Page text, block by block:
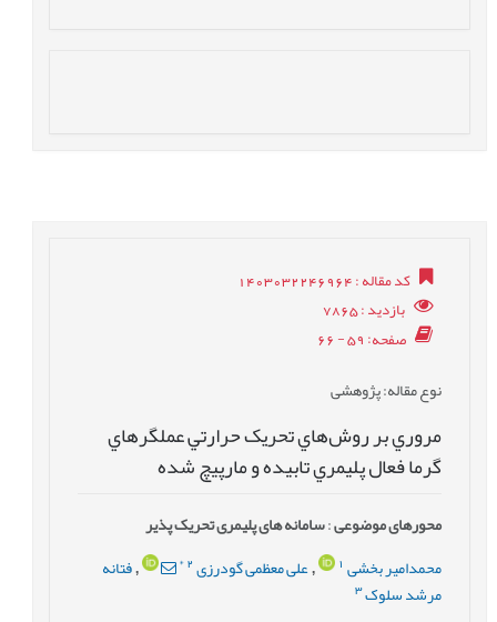
کد مقاله: 1403032246964
بازدید: 7865
صفحه: 59 - 66
نوع مقاله: پژوهشی
مروري بر روش‌هاي تحريک حرارتي عملگرهاي
گرما فعال پليمري تابيده و مارپيچ شده
محورهای موضوعی:سامانه های پلیمری تحریک پذیر
محمدامیر بخشی
,علی معظمی گودرزی 2
*
,فتانه
مرشد سلوک3